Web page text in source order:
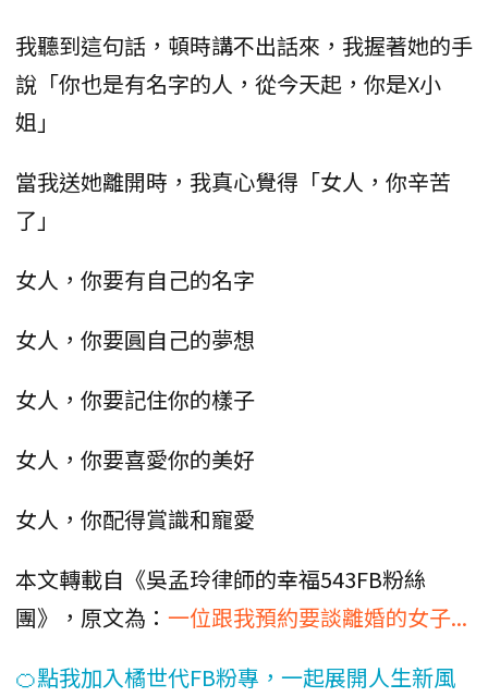
我聽到這句話，頓時講不出話來，我握著她的手
說「你也是有名字的人，從今天起，你是X小
姐」
當我送她離開時，我真心覺得「女人，你辛苦
了」
女人，你要有自己的名字
女人，你要圓自己的夢想
女人，你要記住你的樣子
女人，你要喜愛你的美好
女人，你配得賞識和寵愛
本文轉載自《吳孟玲律師的幸福543FB粉絲
團》，原文為： 一位跟我預約要談離婚的女子...
🍊點我加入橘世代FB粉專，一起展開人生新風